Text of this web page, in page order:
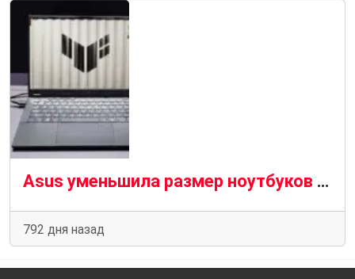
Asus уменьшила размер ноутбуков TUF Gaming до 14-дюймовых модулей искусственного интеллекта
792 дня назад